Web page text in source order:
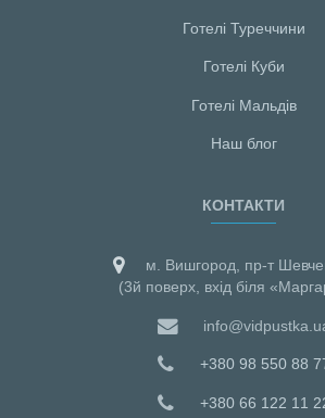
Готелі Туреччини
Готелі Куби
Готелі Мальдiв
Наш блог
КОНТАКТИ
м. Вишгород, пр-т
(3й поверх, вхід біля
+380 98 550 88
+380 66 122 11